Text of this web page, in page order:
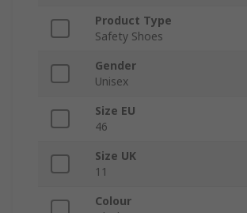
Product Type
Safety Shoes
Gender
Unisex
Size EU
46
Size UK
11
Colour